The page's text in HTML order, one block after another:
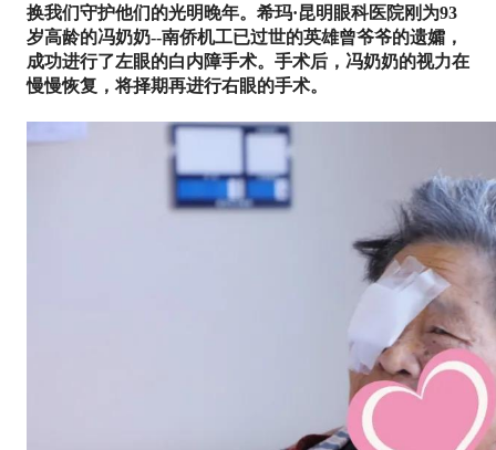
换我们守护他们的光明晚年。希玛·昆明眼科医院刚为93
岁高龄的冯奶奶--南侨机工已过世的英雄曾爷爷的遗孀，
成功进行了左眼的白内障手术。手术后，冯奶奶的视力在
慢慢恢复，将择期再进行右眼的手术。